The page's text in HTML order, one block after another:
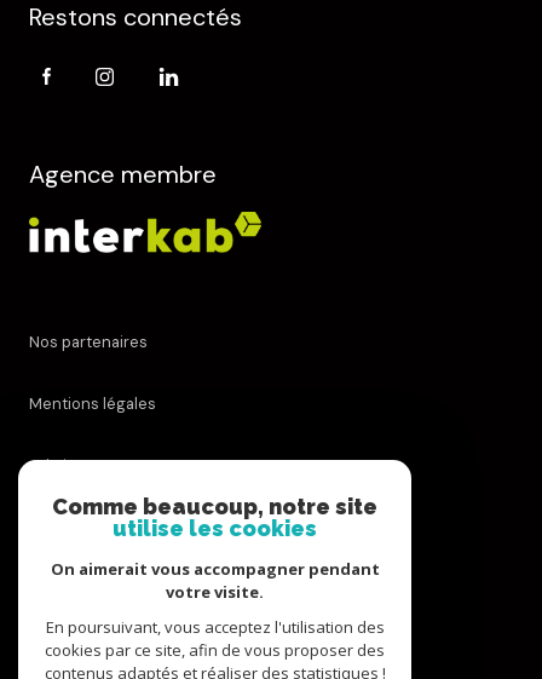
Restons connectés
Agence membre
Nos partenaires
Mentions légales
Admin
Nos honoraires
Cookies
Comme beaucoup, notre site
utilise les cookies
On aimerait vous accompagner pendant
votre visite.
En poursuivant, vous acceptez l'utilisation des
cookies par ce site, afin de vous proposer des
contenus adaptés et réaliser des statistiques !